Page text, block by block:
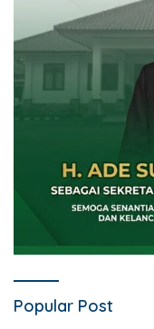
Popular Post